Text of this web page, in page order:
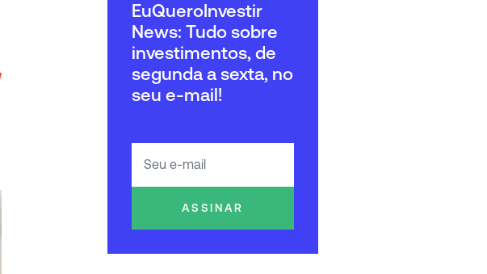
EuQueroInvestir
News: Tudo sobre
investimentos, de
segunda a sexta, no
seu e-mail!
ASSINAR